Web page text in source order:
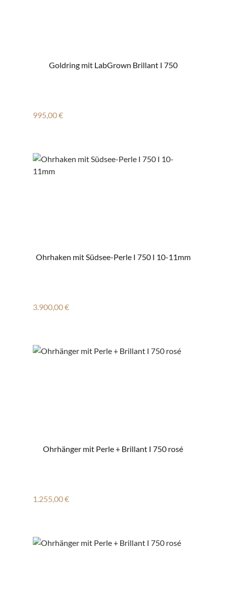
Goldring mit LabGrown Brillant I 750
Regulärer Preis:
995,00 €
Ohrhaken mit Südsee-Perle I 750 I 10-11mm
Regulärer Preis:
3.900,00 €
Ohrhänger mit Perle + Brillant I 750 rosé
Regulärer Preis:
1.255,00 €